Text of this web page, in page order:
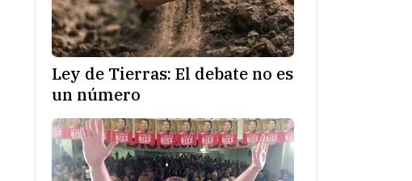
Ley de Tierras: El debate no es
un número